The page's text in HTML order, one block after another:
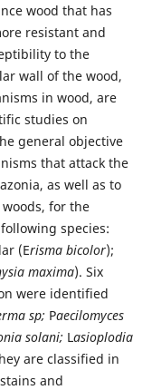
wood that has
resistant and
to the
wall of the wood,
in wood, are
studies on
general objective
that attack the
as well as to
for the
species:
(Erisma bicolor);
maxima). Six
were identified
sp; Paecilomyces
solani; Lasioplodia
are classified in
and